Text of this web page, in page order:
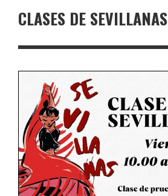
CLASES DE SEVILLANAS